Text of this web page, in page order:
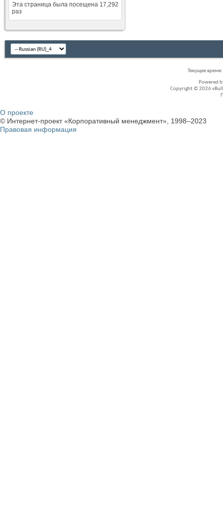
Эта страница была посещена 17,292
раз
Текущее время:
Powered
Copyright © 2026
О проекте
© Интернет-проект «Корпоративный менеджмент», 1998–2023
Правовая информация